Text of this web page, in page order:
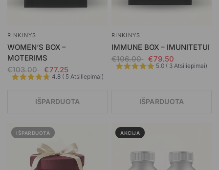
RINKINYS
WOMEN‘S BOX –
MOTERIMS
€103.00
€77.25
4.8 ( 5 Atsiliepimai)
IŠPARDUOTA
RINKINYS
IMMUNE BOX – IMUNITETUI
€106.00
€79.50
5.0 ( 3 Atsiliepimai)
IŠPARDUOTA
IŠPARDUOTA AKCIJA